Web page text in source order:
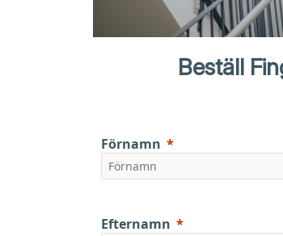
Beställ
Förnamn
Efternamn